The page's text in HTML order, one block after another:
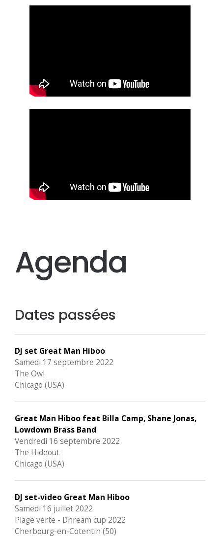
Agenda
Dates passées
DJ set Great Man Hiboo
Samedi 17 septembre 2022
The Owl
Chicago (USA)
Great Man Hiboo feat Billa Camp, Shane Jonas,
Lowdown Brass Band
Vendredi 16 septembre 2022
The Hideout
Chicago (USA)
DJ set-video Great Man Hiboo
Samedi 16 juillet 2022
Plage verte - Dhream cup 2022
Cherbourg-en-Cotentin (50)